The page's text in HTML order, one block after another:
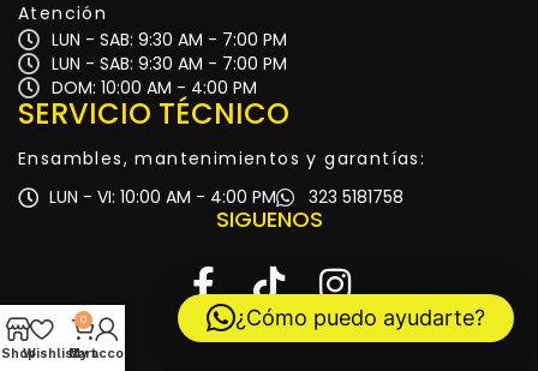
Atención
LUN - SAB: 9:30 AM - 7:00 PM
LUN - SAB: 9:30 AM - 7:00 PM
DOM: 10:00 AM - 4:00 PM
SERVICIO TÉCNICO
Ensambles, mantenimientos y garantías:
LUN - VI: 10:00 AM - 4:00 PM
323 5181758
SIGUENOS
ShopWishlist
0
Cart
My account
¿Cómo puedo ayudarte?